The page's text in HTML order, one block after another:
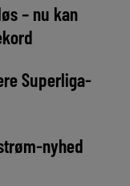
– nu kan
Superliga-
nyhed